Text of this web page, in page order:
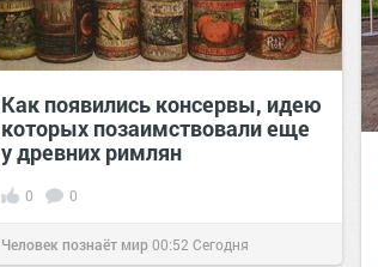
Как появились консервы, идею
которых позаимствовали еще
у древних римлян
0 0
Человек познаёт мир00:52 Сегодня